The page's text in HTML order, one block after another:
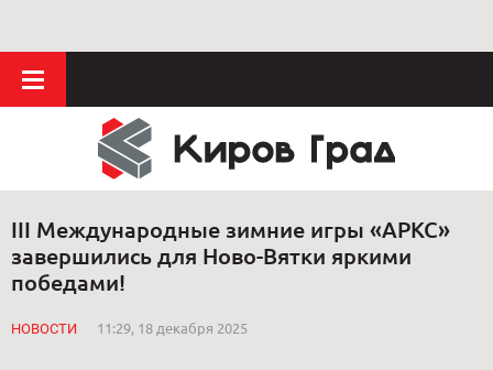
III Международные зимние игры «АРКС»
завершились для Ново-Вятки яркими
победами!
НОВОСТИ 11:29, 18 декабря 2025